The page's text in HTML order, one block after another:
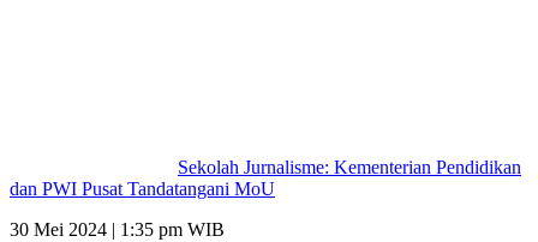
Sekolah Jurnalisme: Kementerian Pendidikan
dan PWI Pusat Tandatangani MoU
30 Mei 2024 | 1:35 pm WIB